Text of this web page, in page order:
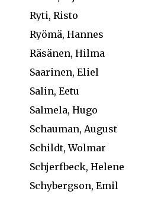
Ryti, Risto
Ryömä, Hannes
Räsänen, Hilma
Saarinen, Eliel
Salin, Eetu
Salmela, Hugo
Schauman, August
Schildt, Wolmar
Schjerfbeck, Helene
Schybergson, Emil